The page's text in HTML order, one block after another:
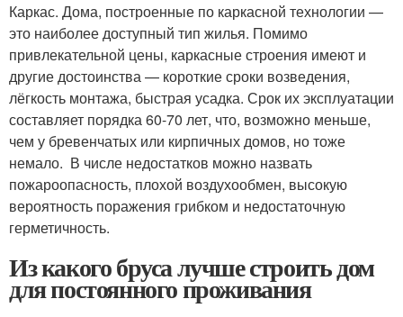
Каркас. Дома, построенные по каркасной технологии —
это наиболее доступный тип жилья. Помимо
привлекательной цены, каркасные строения имеют и
другие достоинства — короткие сроки возведения,
лёгкость монтажа, быстрая усадка. Срок их эксплуатации
составляет порядка 60-70 лет, что, возможно меньше,
чем у бревенчатых или кирпичных домов, но тоже
немало. В числе недостатков можно назвать
пожароопасность, плохой воздухообмен, высокую
вероятность поражения грибком и недостаточную
герметичность.
Из какого бруса лучше строить дом
для постоянного проживания